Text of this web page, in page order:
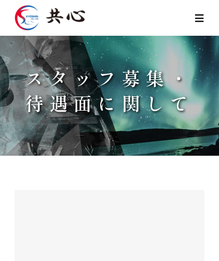
Skip
content
TOP
News
事業内容
よくある質問
スタッフ募集・
待遇面に関して